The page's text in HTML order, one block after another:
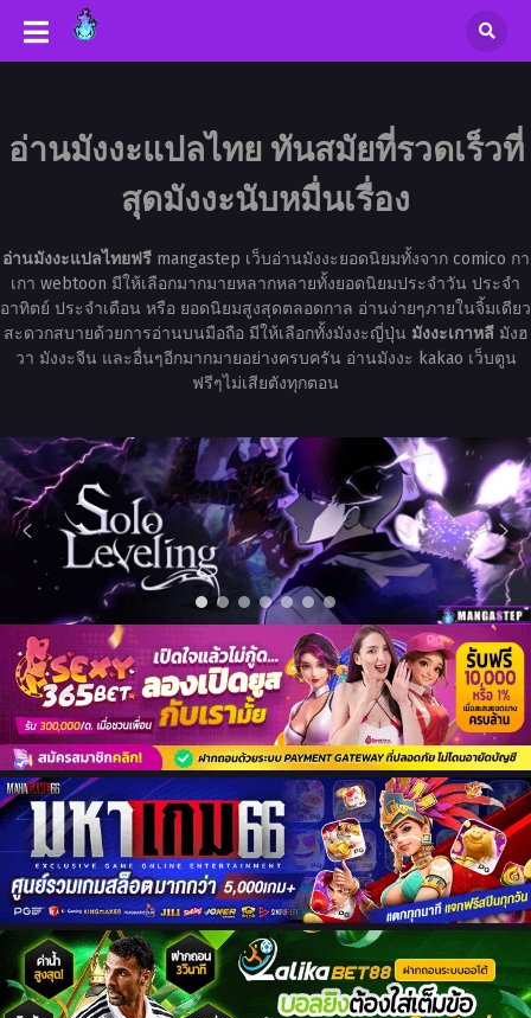
อ่านมังงะแปลไทย ทันสมัยที่รวดเร็วที่
สุดมังงะนับหมื่นเรื่อง
อ่านมังงะแปลไทยฟรีmangastep เว็บอ่านมังงะยอดนิยมทั้งจาก comico กา
เกา webtoon มีให้เลือกมากมายหลากหลายทั้งยอดนิยมประจำวัน ประจำ
อาทิตย์ ประจำเดือน หรือ ยอดนิยมสูงสุดตลอดกาล อ่านง่ายๆภายในจิ้มเดียว
สะดวกสบายด้วยการอ่านบนมือถือ มีให้เลือกทั้งมังงะญี่ปุ่น มังงะเกาหลีมังฮ
วา มังงะจีน และอื่นๆอีกมากมายอย่างครบครัน อ่านมังงะ kakao เว็บตูน
ฟรีๆไม่เสียตังทุกตอน